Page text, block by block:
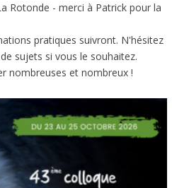
Rotonde - merci à Patrick pour la
pratiques suivront. N'hésitez
sujets si vous le souhaitez.
nombreuses et nombreux !